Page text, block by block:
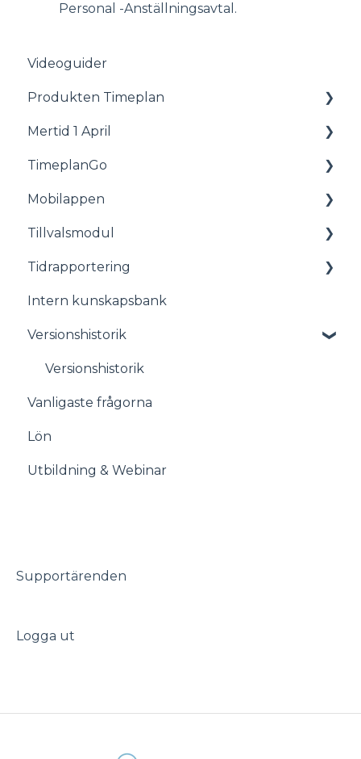
Personal -Anställningsavtal.
Videoguider
Produkten Timeplan
Status
Planering
Personal
Rapporter
Lön
Avtal
Administration
Startsida
Åtgärdslistan
Meddelanden
Frånvaro
Mertid 1 April
Allmänt
TimeplanGo
Rapporter
Mobilappen
För medarbetare
Komma igång med appen
Tillvalsmodul
Tillvalsmodul
Tidrapportering
Stämplingsterminal även kallat Timeclock
Intern kunskapsbank
Versionshistorik
Versionshistorik
Vanligaste frågorna
Lön
Utbildning & Webinar
Supportärenden
Logga ut